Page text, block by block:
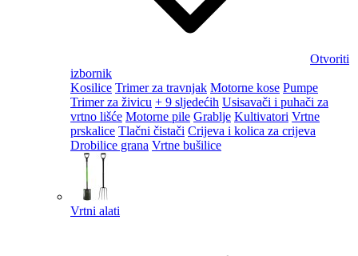
Otvoriti
izbornik
Kosilice Trimer za travnjak Motorne kose Pumpe
Trimer za živicu + 9 sljedećih Usisavači i puhači za
vrtno lišće Motorne pile Grablje Kultivatori Vrtne
prskalice Tlačni čistači Crijeva i kolica za crijeva
Drobilice grana Vrtne bušilice
Vrtni alati